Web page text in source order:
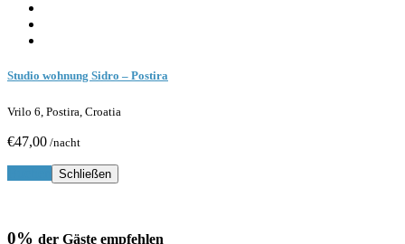
Studio wohnung Sidro – Postira
Vrilo 6, Postira, Croatia
€47,00 /nacht
Schließen
0% der Gäste empfehlen